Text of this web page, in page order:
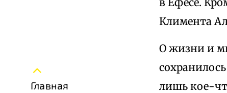
Главная
Климента
О жизни и
лишь кое-